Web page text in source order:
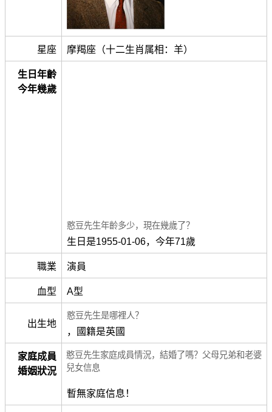
星座 摩羯座（十二生肖属相：羊）
生日年齡
今年幾歲
憨豆先生年齡多少，現在幾歲了？
生日是1955-01-06，今年71歲
職業 演員
血型 A型
出生地
憨豆先生是哪裡人？
，國籍是英國
家庭成員
婚姻狀況
憨豆先生家庭成員情況，結婚了嗎？父母兄弟和老婆
兒女信息
暫無家庭信息！